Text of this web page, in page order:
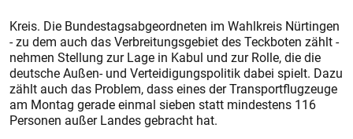
Kreis. Die Bundestagsabgeordneten im Wahlkreis Nürtingen
- zu dem auch das Verbreitungsgebiet des Teckboten zählt -
nehmen Stellung zur Lage in Kabul und zur Rolle, die die
deutsche Außen- und Verteidigungspolitik dabei spielt. Dazu
zählt auch das Problem, dass eines der Transportflugzeuge
am Montag gerade einmal sieben statt mindestens 116
Personen außer Landes gebracht hat.